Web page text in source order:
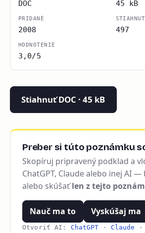
DOC 45 kB
PRIDANÉ
2008 497
HODNOTENIE
3,0/5
Stiahnuť DOC · 45 kB
Preber si túto poznámku
Skopíruj pripravený podklad a
ChatGPT, Claude alebo inej AI
alebo skúšaťlen z tejto
Nauč ma to Vyskúšaj ma
Otvoriť AI: ChatGPT · Claude